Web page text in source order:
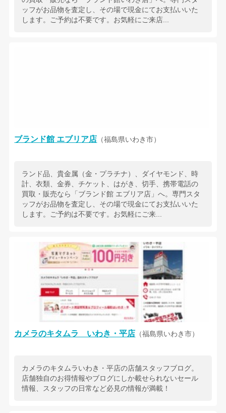
ッフがお品物を査定し、その場で現金にてお支払いいた
します。ご予約は不要です。お気軽にご来店...
ブランド館 エブリア店 （福島県いわき市）
ランド品、貴金属（金・プラチナ）、ダイヤモンド、時
計、衣類、金券、チケット、はがき、切手、携帯電話の
買取・販売なら「ブランド館 エブリア店」へ。専門スタ
ッフがお品物を査定し、その場で現金にてお支払いいた
します。ご予約は不要です。お気軽にご来...
カメラのキタムラ いわき・平店 （福島県いわき市）
カメラのキタムラいわき・平店の店舗スタッフブログ。
店舗独自のお得情報やブログにしか載せられないセール
情報、スタッフの日常など必見の情報が満載！